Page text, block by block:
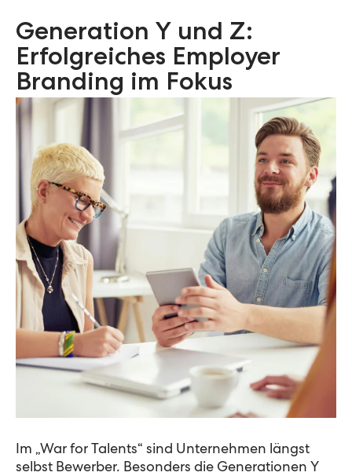
Generation Y und Z:
Erfolgreiches Employer
Branding im Fokus
Im „War for Talents“ sind Unternehmen längst
selbst Bewerber. Besonders die Generationen Y